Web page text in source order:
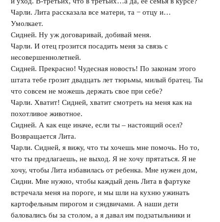
Чарли. Лита рассказала все матери, та − отцу и…
Умолкает.
Сидней. Ну уж договаривай, добивай меня.
Чарли. И отец грозится посадить меня за связь с
несовершеннолетней.
Сидней. Прекрасно! Чудесная новость! По законам этого
штата тебе грозит двадцать лет тюрьмы, милый братец. Ты
что совсем не можешь держать свое при себе?
Чарли. Хватит! Сидней, хватит смотреть на меня как на
похотливое животное.
Сидней. А как еще иначе, если ты – настоящий осел?
Возвращается Лита.
Чарли. Сидней, я вижу, что ты хочешь мне помочь. Но то,
что ты предлагаешь, не выход. Я не хочу прятаться. Я не
хочу, чтобы Лита избавилась от ребенка. Мне нужен дом,
Сидни. Мне нужно, чтобы каждый день Лита в фартуке
встречала меня на пороге, и мы шли на кухню ужинать
картофельным пирогом и сэндвичами. А наши дети
баловались бы за столом, а я давал им подзатыльники и